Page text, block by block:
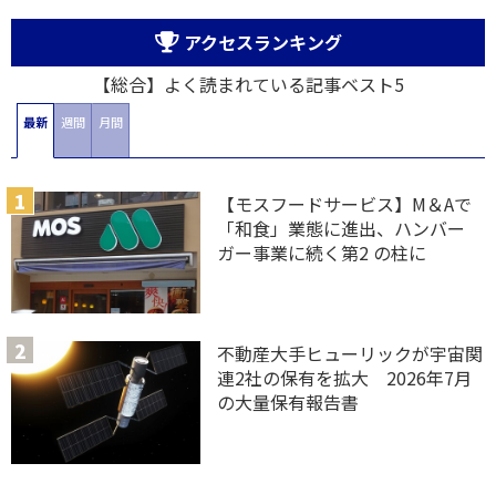
アクセスランキング
【総合】よく読まれている記事ベスト5
最新 週間 月間
【モスフードサービス】M＆Aで
「和食」業態に進出、ハンバー
ガー事業に続く第2 の柱に
不動産大手ヒューリックが宇宙関
連2社の保有を拡大 2026年7月
の大量保有報告書